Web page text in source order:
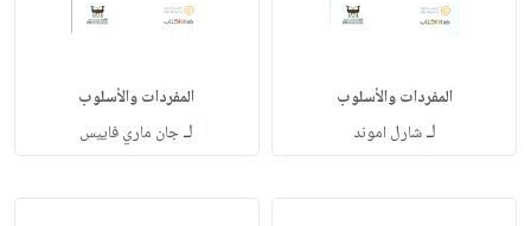
المفردات والأسلوب
لـشارل اموند
المفردات والأسلوب
لـجان ماري فاييس